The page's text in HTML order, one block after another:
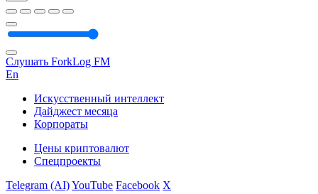
Слушать ForkLog FM
En
Искусственный интеллект
Дайджест месяца
Корпораты
Цены криптовалют
Спецпроекты
Telegram (AI)YouTube Facebook X